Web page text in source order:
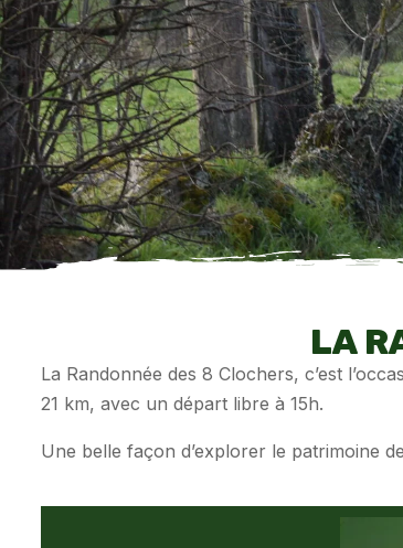
LA
La Randonnée des 8 Clochers, c’est
21 km, avec un départ libre à 15h.
Une belle façon d’explorer le patrimoine